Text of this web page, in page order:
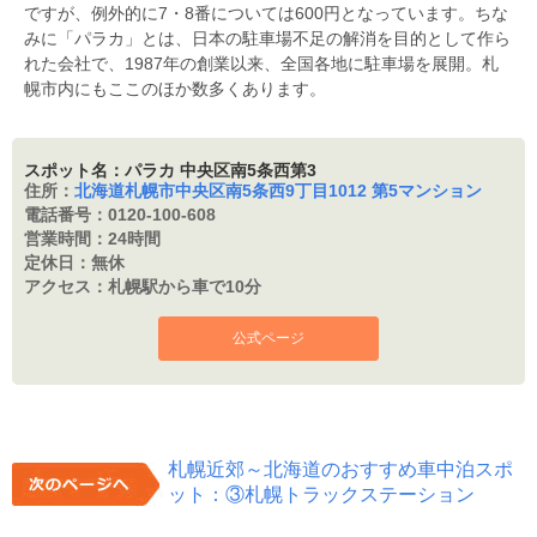
ですが、例外的に7・8番については600円となっています。ちな
みに「パラカ」とは、日本の駐車場不足の解消を目的として作ら
れた会社で、1987年の創業以来、全国各地に駐車場を展開。札
幌市内にもここのほか数多くあります。
スポット名：パラカ 中央区南5条西第3
住所： 北海道札幌市中央区南5条西9丁目1012 第5マンション
電話番号： 0120-100-608
営業時間： 24時間
定休日： 無休
アクセス： 札幌駅から車で10分
公式ページ
札幌近郊～北海道のおすすめ車中泊スポ
ット：③札幌トラックステーション